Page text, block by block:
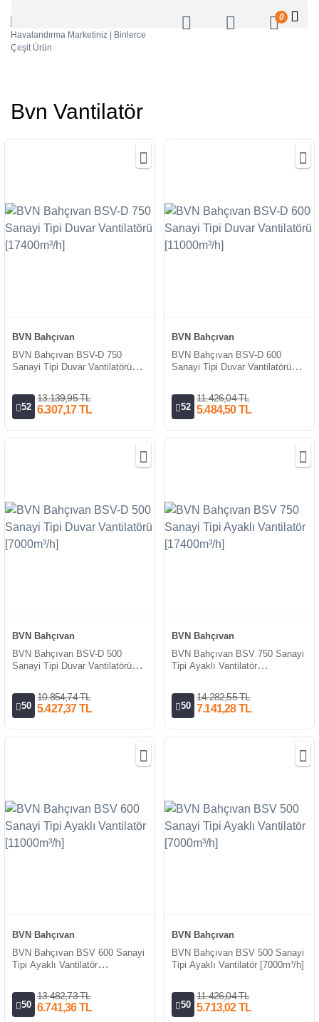
0
Bvn Vantilatör
BVN Bahçıvan
BVN Bahçıvan BSV-D 750
Sanayi Tipi Duvar Vantilatörü
52
13.139,95 TL
6.307,17 TL
BVN Bahçıvan
BVN Bahçıvan BSV-D 600
Sanayi Tipi Duvar Vantilatörü
52
11.426,04 TL
5.484,50 TL
BVN Bahçıvan
BVN Bahçıvan BSV-D 500
Sanayi Tipi Duvar Vantilatörü
50
10.854,74 TL
5.427,37 TL
BVN Bahçıvan
BVN Bahçıvan BSV 750 Sanayi
Tipi Ayaklı Vantilatör
50
14.282,55 TL
7.141,28 TL
BVN Bahçıvan
BVN Bahçıvan BSV 600 Sanayi
Tipi Ayaklı Vantilatör
50
13.482,73 TL
6.741,36 TL
BVN Bahçıvan
BVN Bahçıvan BSV 500 Sanayi
Tipi Ayaklı Vantilatör [7000m³/h]
50
11.426,04 TL
5.713,02 TL